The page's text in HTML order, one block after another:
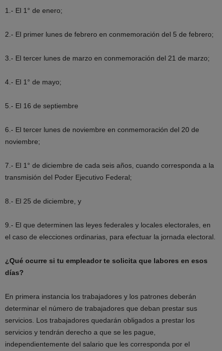
1.- El 1° de enero;
2.- El primer lunes de febrero en conmemoración del 5 de febrero;
3.- El tercer lunes de marzo en conmemoración del 21 de marzo;
4.- El 1° de mayo;
5.- El 16 de septiembre
6.- El tercer lunes de noviembre en conmemoración del 20 de
noviembre;
7.- El 1° de diciembre de cada seis años, cuando corresponda a la
transmisión del Poder Ejecutivo Federal;
8.- El 25 de diciembre, y
9.- El que determinen las leyes federales y locales electorales, en
el caso de elecciones ordinarias, para efectuar la jornada electoral.
¿Qué ocurre si tu empleador te solicita que labores en esos
días?
En primera instancia los trabajadores y los patrones deberán
determinar el número de trabajadores que deban prestar sus
servicios. Los trabajadores quedarán obligados a prestar los
servicios y tendrán derecho a que se les pague,
independientemente del salario que les corresponda por el